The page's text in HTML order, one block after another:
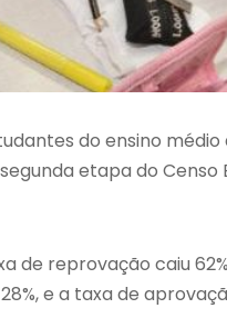
do ensino
etapa do
de reprovação caiu
e a taxa de